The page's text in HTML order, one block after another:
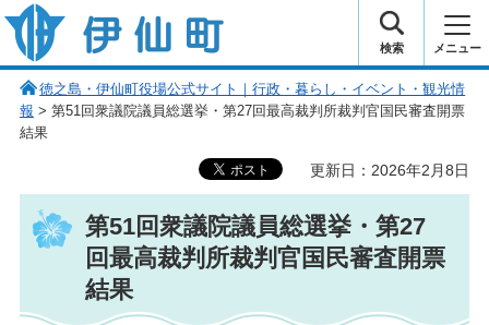
伊仙町 健康・長寿と子宝の町
検索 メニュー
徳之島・伊仙町役場公式サイト｜行政・暮らし・イベント・観光情
報 > 第51回衆議院議員総選挙・第27回最高裁判所裁判官国民審査開票
結果
更新日：2026年2月8日
第51回衆議院議員総選挙・第27
回最高裁判所裁判官国民審査開票
結果